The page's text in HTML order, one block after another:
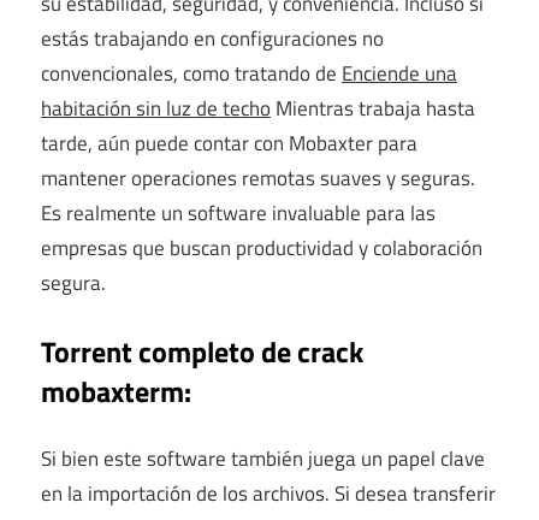
estás trabajando en configuraciones no
convencionales, como tratando de Enciende una
habitación sin luz de techo Mientras trabaja hasta
tarde, aún puede contar con Mobaxter para
mantener operaciones remotas suaves y seguras.
Es realmente un software invaluable para las
empresas que buscan productividad y colaboración
segura.
Torrent completo de crack
mobaxterm:
Si bien este software también juega un papel clave
en la importación de los archivos. Si desea transferir